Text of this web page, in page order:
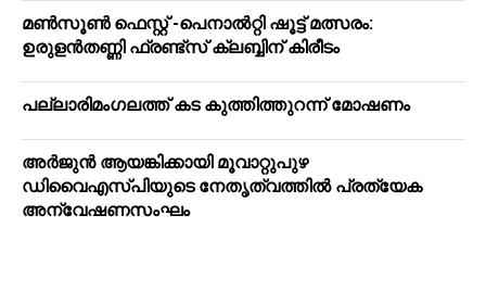
മൺസൂൺ ഫെസ്റ്റ് -പെനാൽറ്റി ഷൂട്ട് മത്സരം:
ഉരുളൻതണ്ണി ഫ്രണ്ട്സ് ക്ലബ്ബിന് കിരീടം
പ​ല്ലാ​രി​മം​ഗ​ല​ത്ത് ക​ട കു​ത്തി​ത്തുറ​ന്ന് മോ​ഷ​ണം
അര്‍ജുന്‍ ആയങ്കിക്കായി മൂവാറ്റുപുഴ
ഡിവൈഎസ്പിയുടെ നേതൃത്വത്തില്‍ പ്രത്യേക
അന്വേഷണസംഘം